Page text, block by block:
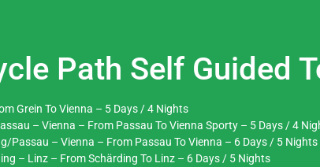
Path Self Guided
Grein To Vienna – 5 Days / 4 Nights
– Vienna – From Passau To Vienna Sporty – 5 Days / 4
Passau – Vienna – From Passau To Vienna – 6 Days / 5 Nights
– Linz – From Schärding To Linz – 6 Days / 5 Nights